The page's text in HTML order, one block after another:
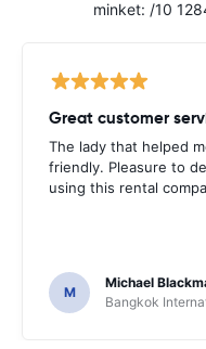
minket: /10
Great customer
The lady that helped
friendly. Pleasure to
using this rental
M
Michael
Bangkok